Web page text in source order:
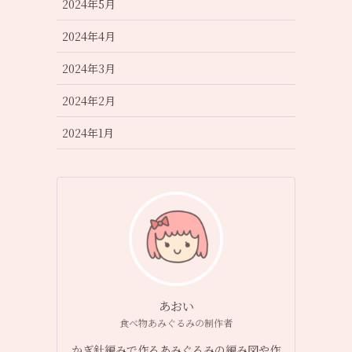
2024年5月
2024年4月
2024年3月
2024年2月
2024年1月
あおい
食べ物あみぐるみの制作者